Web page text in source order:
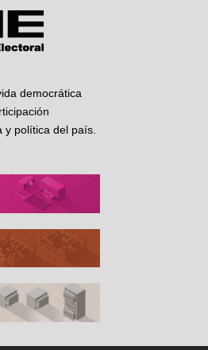
democrática
y política del país.